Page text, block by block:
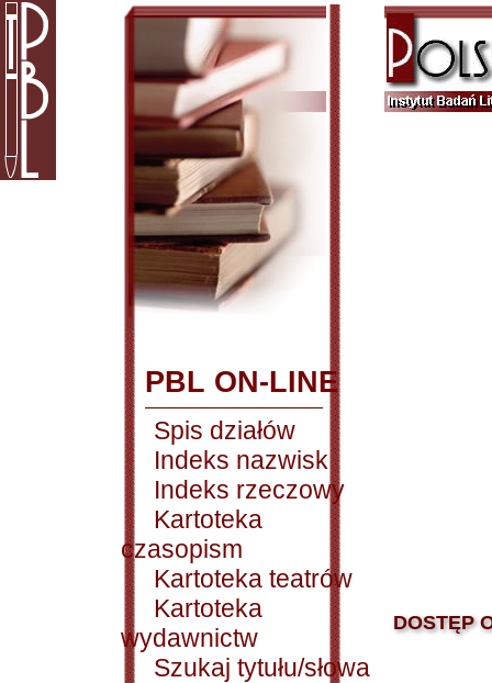
PBL ON-LINE
Spis działów
Indeks nazwisk
Indeks rzeczowy
Kartoteka
czasopism
Kartoteka teatrów
Kartoteka
wydawnictw
Szukaj tytułu/słowa
DOSTĘP